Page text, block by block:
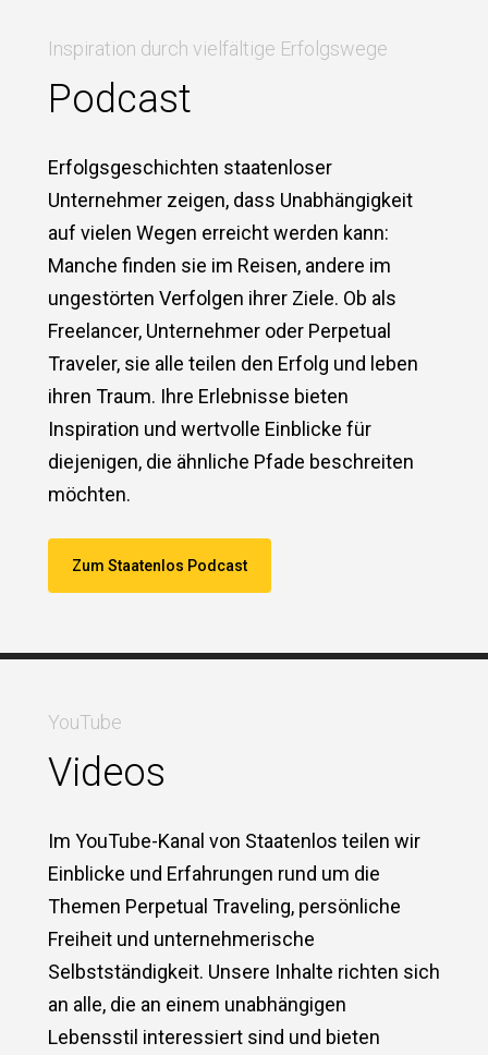
Inspiration durch vielfältige Erfolgswege
Podcast
Erfolgsgeschichten staatenloser
Unternehmer zeigen, dass Unabhängigkeit
auf vielen Wegen erreicht werden kann:
Manche finden sie im Reisen, andere im
ungestörten Verfolgen ihrer Ziele. Ob als
Freelancer, Unternehmer oder Perpetual
Traveler, sie alle teilen den Erfolg und leben
ihren Traum. Ihre Erlebnisse bieten
Inspiration und wertvolle Einblicke für
diejenigen, die ähnliche Pfade beschreiten
möchten.
Zum Staatenlos Podcast
YouTube
Videos
Im YouTube-Kanal von Staatenlos teilen wir
Einblicke und Erfahrungen rund um die
Themen Perpetual Traveling, persönliche
Freiheit und unternehmerische
Selbstständigkeit. Unsere Inhalte richten sich
an alle, die an einem unabhängigen
Lebensstil interessiert sind und bieten